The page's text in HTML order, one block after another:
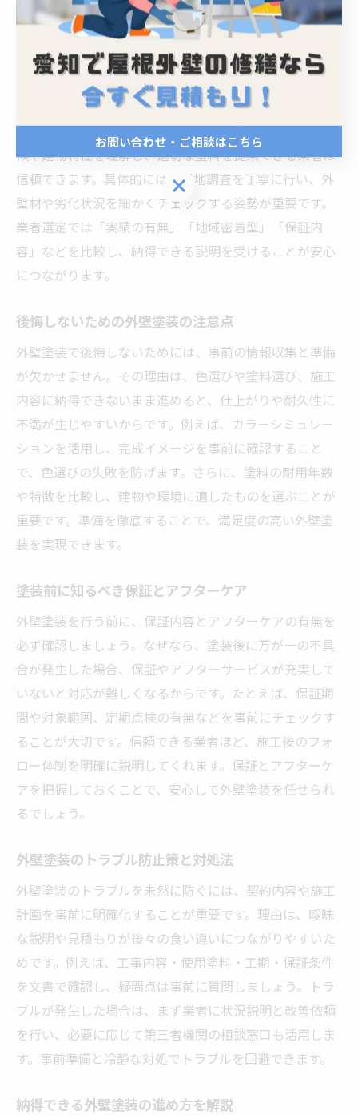
徹底解説
外壁塗装で失敗しない業者選びの基準
外壁塗装で失敗しないためには、業者選びが最重要ポイ
ントです。理由は、業者ごとの技術力や提案力、保証体
制が大きく異なるからです。例えば、愛知県弥富市の気
候や建物特性を理解し、適切な塗料を提案できる業者は
信頼できます。具体的には、現地調査を丁寧に行い、外
壁材や劣化状況を細かくチェックする姿勢が重要です。
業者選定では「実績の有無」「地域密着型」「保証内
容」などを比較し、納得できる説明を受けることが安心
につながります。
後悔しないための外壁塗装の注意点
外壁塗装で後悔しないためには、事前の情報収集と準備
が欠かせません。その理由は、色選びや塗料選び、施工
内容に納得できないまま進めると、仕上がりや耐久性に
不満が生じやすいからです。例えば、カラーシミュレー
ションを活用し、完成イメージを事前に確認すること
で、色選びの失敗を防げます。さらに、塗料の耐用年数
や特徴を比較し、建物や環境に適したものを選ぶことが
重要です。準備を徹底することで、満足度の高い外壁塗
装を実現できます。
塗装前に知るべき保証とアフターケア
外壁塗装を行う前に、保証内容とアフターケアの有無を
必ず確認しましょう。なぜなら、塗装後に万が一の不具
合が発生した場合、保証やアフターサービスが充実して
いないと対応が難しくなるからです。たとえば、保証期
間や対象範囲、定期点検の有無などを事前にチェックす
ることが大切です。信頼できる業者ほど、施工後のフォ
ロー体制を明確に説明してくれます。保証とアフターケ
アを把握しておくことで、安心して外壁塗装を任せられ
るでしょう。
外壁塗装のトラブル防止策と対処法
外壁塗装のトラブルを未然に防ぐには、契約内容や施工
計画を事前に明確化することが重要です。理由は、曖昧
な説明や見積もりが後々の食い違いにつながりやすいた
めです。例えば、工事内容・使用塗料・工期・保証条件
を文書で確認し、疑問点は事前に質問しましょう。トラ
ブルが発生した場合は、まず業者に状況説明と改善依頼
を行い、必要に応じて第三者機関の相談窓口も活用しま
す。事前準備と冷静な対処でトラブルを回避できます。
納得できる外壁塗装の進め方を解説
お問い合わせ・ご相談はこちら
お問い合わせ・ご相談はこちら